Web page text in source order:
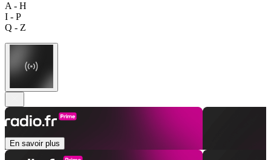
A - H
I - P
Q - Z
En savoir plus